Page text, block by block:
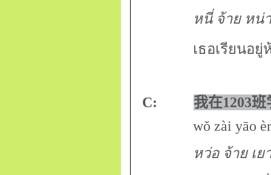
หนี่ จ้าย หน่
เธอเรียนอ
C: 我在1203班
wŏ zài yāo èr
หว่อ จ้าย เยา เ